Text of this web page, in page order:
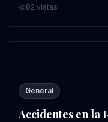
82 vistas
Víctimas y
Accidentes en la I-77
General
Accidentes en la